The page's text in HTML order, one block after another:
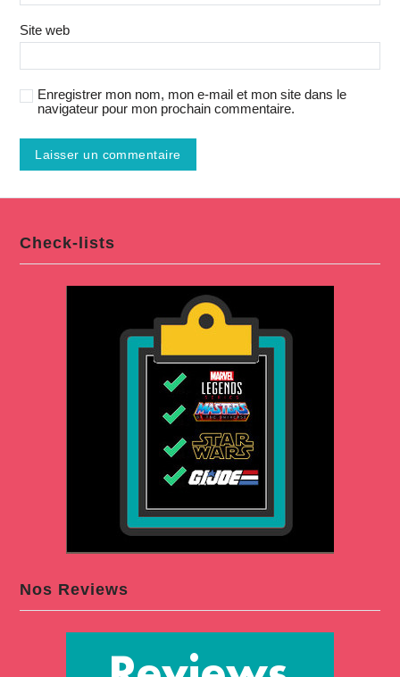
Site web
Enregistrer mon nom, mon e-mail et mon site dans le
navigateur pour mon prochain commentaire.
Check-lists
Nos Reviews